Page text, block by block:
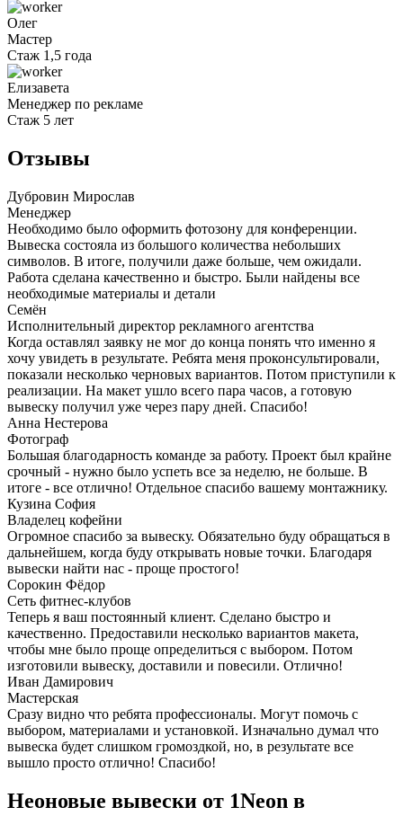
Олег
Мастер
Стаж 1,5 года
Елизавета
Менеджер по рекламе
Стаж 5 лет
Отзывы
Дубровин Мирослав
Менеджер
Необходимо было оформить фотозону для конференции.
Вывеска состояла из большого количества небольших
символов. В итоге, получили даже больше, чем ожидали.
Работа сделана качественно и быстро. Были найдены все
необходимые материалы и детали
Семён
Исполнительный директор рекламного агентства
Когда оставлял заявку не мог до конца понять что именно я
хочу увидеть в результате. Ребята меня проконсультировали,
показали несколько черновых вариантов. Потом приступили к
реализации. На макет ушло всего пара часов, а готовую
вывеску получил уже через пару дней. Спасибо!
Анна Нестерова
Фотограф
Большая благодарность команде за работу. Проект был крайне
срочный - нужно было успеть все за неделю, не больше. В
итоге - все отлично! Отдельное спасибо вашему монтажнику.
Кузина София
Владелец кофейни
Огромное спасибо за вывеску. Обязательно буду обращаться в
дальнейшем, когда буду открывать новые точки. Благодаря
вывески найти нас - проще простого!
Сорокин Фёдор
Сеть фитнес-клубов
Теперь я ваш постоянный клиент. Сделано быстро и
качественно. Предоставили несколько вариантов макета,
чтобы мне было проще определиться с выбором. Потом
изготовили вывеску, доставили и повесили. Отлично!
Иван Дамирович
Мастерская
Сразу видно что ребята профессионалы. Могут помочь с
выбором, материалами и установкой. Изначально думал что
вывеска будет слишком громоздкой, но, в результате все
вышло просто отлично! Спасибо!
Неоновые вывески от 1Neon в